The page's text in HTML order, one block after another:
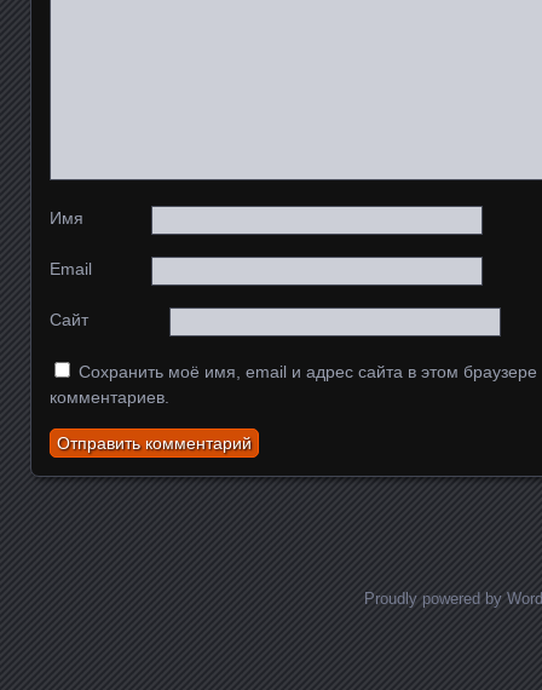
Имя
Email
Сайт
Сохранить моё имя, email и адрес сайта в этом
комментариев.
Proudly powered by